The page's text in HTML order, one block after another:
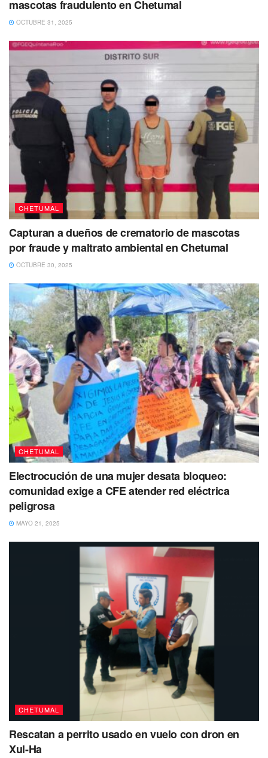
mascotas fraudulento en Chetumal
OCTUBRE 31, 2025
CHETUMAL
Capturan a dueños de crematorio de mascotas
por fraude y maltrato ambiental en Chetumal
OCTUBRE 30, 2025
CHETUMAL
Electrocución de una mujer desata bloqueo:
comunidad exige a CFE atender red eléctrica
peligrosa
MAYO 21, 2025
CHETUMAL
Rescatan a perrito usado en vuelo con dron en
Xul-Ha